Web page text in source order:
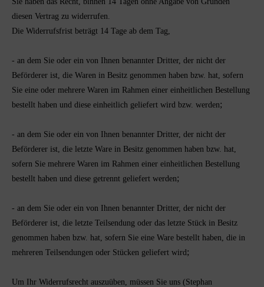
diesen Vertrag zu widerrufen.
Die Widerrufsfrist beträgt 14 Tage ab dem Tag,
- an dem Sie oder ein von Ihnen benannter Dritter, der nicht der
Beförderer ist, die Waren in Besitz genommen haben bzw. hat, sofern
Sie eine oder mehrere Waren im Rahmen einer einheitlichen Bestellung
bestellt haben und diese einheitlich geliefert wird bzw. werden;
- an dem Sie oder ein von Ihnen benannter Dritter, der nicht der
Beförderer ist, die letzte Ware in Besitz genommen haben bzw. hat,
sofern Sie mehrere Waren im Rahmen einer einheitlichen Bestellung
bestellt haben und diese getrennt geliefert werden;
- an dem Sie oder ein von Ihnen benannter Dritter, der nicht der
Beförderer ist, die letzte Teilsendung oder das letzte Stück in Besitz
genommen haben bzw. hat, sofern Sie eine Ware bestellt haben, die in
mehreren Teilsendungen oder Stücken geliefert wird;
Um Ihr Widerrufsrecht auszuüben, müssen Sie uns (Stephan